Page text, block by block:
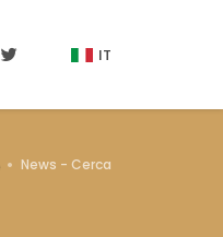
IT
News - Cerca